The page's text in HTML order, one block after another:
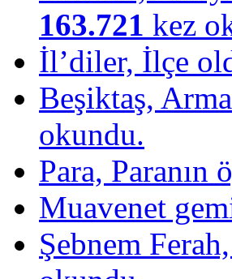
163.721 kez
İl’diler, İlçe
Beşiktaş,
okundu.
Para, Paranın
Muavenet
Şebnem